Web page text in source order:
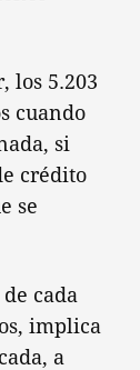
los 5.203
cuando
si
crédito
se
cada
implica
a